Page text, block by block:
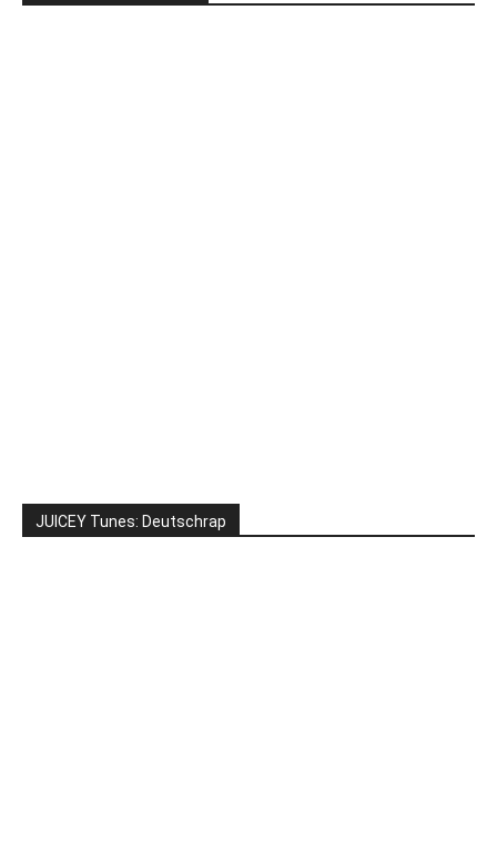
JUICEY Tunes: Deutschrap